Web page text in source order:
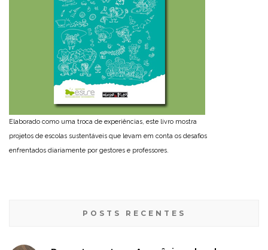
Elaborado como uma troca de experiências, este livro mostra
projetos de escolas sustentáveis que levam em conta os desafios
enfrentados diariamente por gestores e professores.
POSTS RECENTES